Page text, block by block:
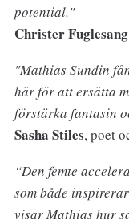
potential."
Christer Fuglesang
"Mathias Sundin
här för att ersätta
förstärka fantasin
Sasha Stiles, poet
“Den femte
som både
visar Mathias hur